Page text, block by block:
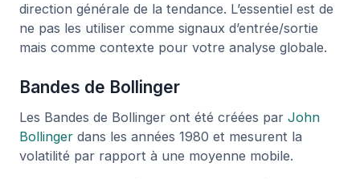
direction générale de la tendance. L’essentiel est de
ne pas les utiliser comme signaux d’entrée/sortie
mais comme contexte pour votre analyse globale.
Bandes de Bollinger
Les Bandes de Bollinger ont été créées par John
Bollinger dans les années 1980 et mesurent la
volatilité par rapport à une moyenne mobile.